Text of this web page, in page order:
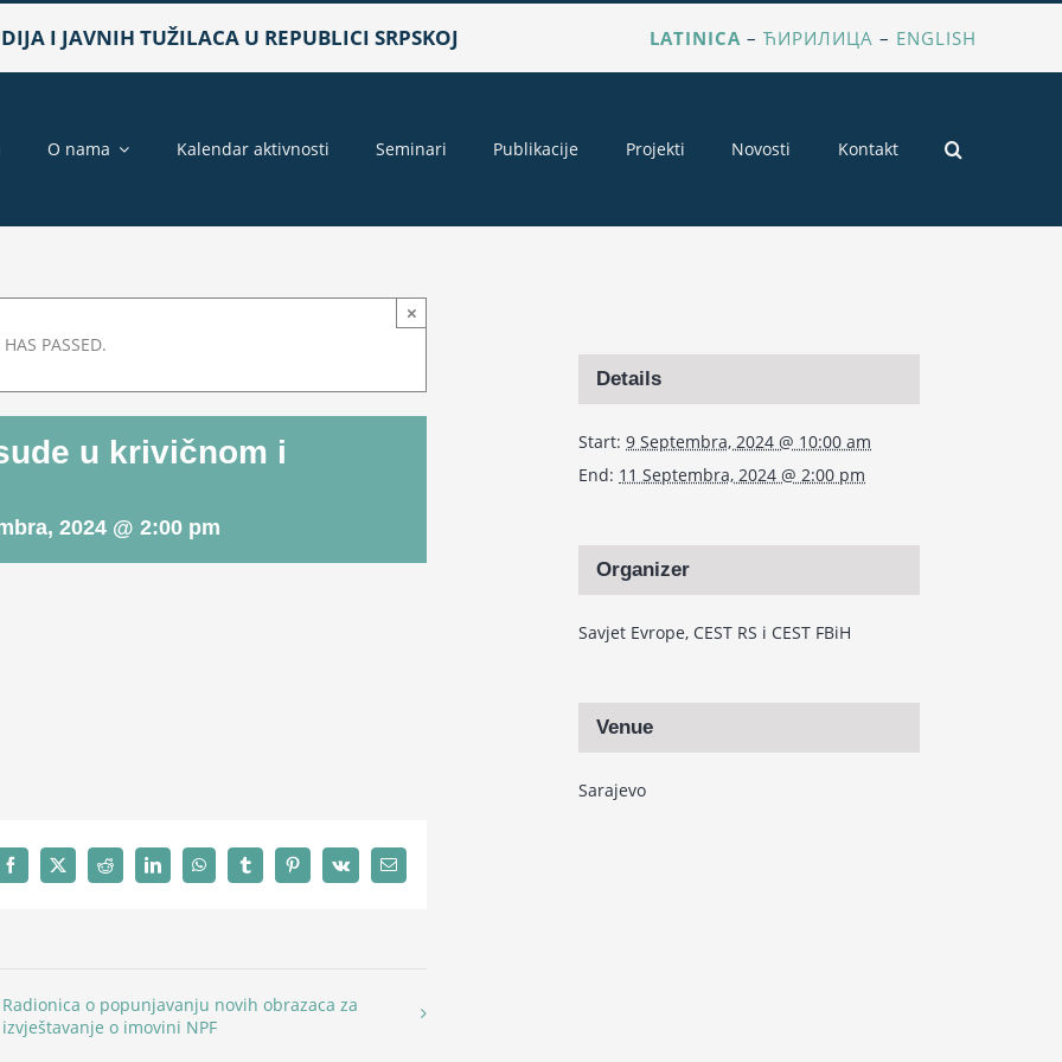
I JAVNIH TUŽILACA U REPUBLICI SRPSKOJ LATINICA –ЋИРИЛИЦА – ENGLISH
O nama Kalendar aktivnosti Seminari Publikacije Projekti Novosti Kontakt
PASSED.
×
u krivičnom i
2024 @ 2:00 pm
Facebook
X Reddit LinkedInWhatsAppTumblrPinterest
Vk Email
Radionica o popunjavanju novih obrazaca za
izvještavanje o imovini NPF
Details
Start: 9 Septembra, 2024 @ 10:00 am
End: 11 Septembra, 2024 @ 2:00 pm
Organizer
Savjet Evrope, CEST RS i CEST FBiH
Venue
Sarajevo